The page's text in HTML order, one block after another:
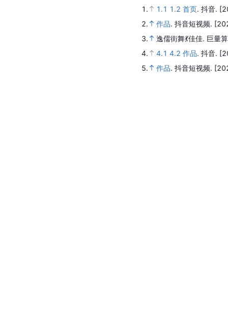
1. 1.1 1.2 首页. 抖音.
2.
作品. 抖音短视频.
3.
逸儒街舞💃佳佳. 巨量
4.
4.1 4.2 作品. 抖音.
5.
作品. 抖音短视频.